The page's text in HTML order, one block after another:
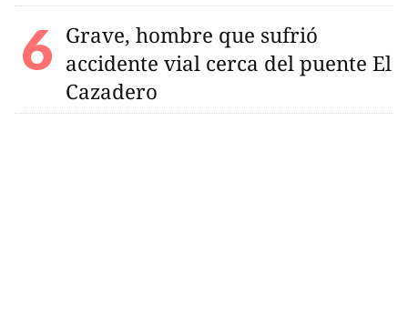
Grave, hombre que sufrió
accidente vial cerca del puente El
Cazadero